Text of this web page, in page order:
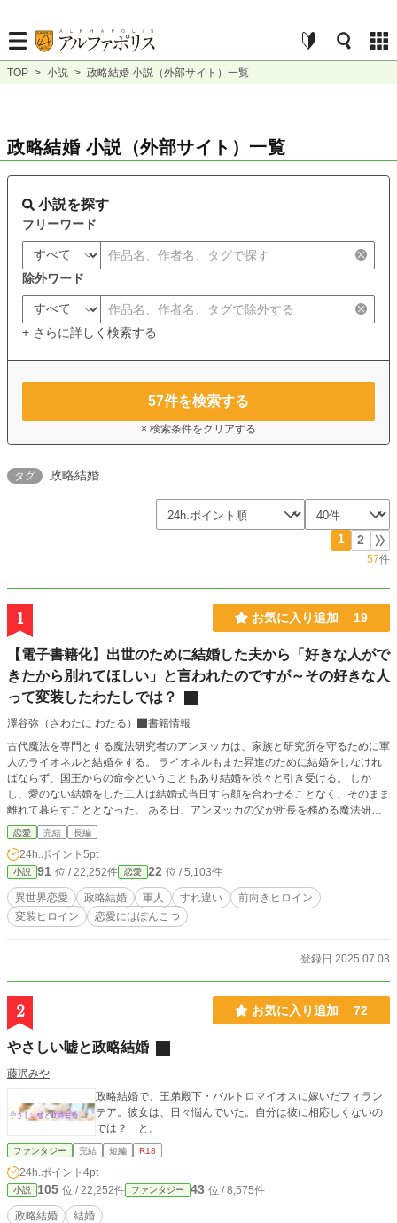
TOP > 小説 > 政略結婚 小説（外部サイト）一覧
政略結婚 小説（外部サイト）一覧
小説を探す
フリーワード
除外ワード
+ さらに詳しく検索する
57件を検索する
× 検索条件をクリアする
タグ 政略結婚
1 2
57件
1 お気に入り追加 19
【電子書籍化】出世のために結婚した夫から「好きな人がで
きたから別れてほしい」と言われたのですが～その好きな人
って変装したわたしでは？
澤谷弥（さわたに わたる）
書籍情報
古代魔法を専門とする魔法研究者のアンヌッカは、家族と研究所を守るために軍
人のライオネルと結婚をする。 ライオネルもまた昇進のために結婚をしなけれ
ばならず、国王からの命令ということもあり結婚を渋々と引き受ける。 しか
し、愛のない結婚をした二人は結婚式当日すら顔を合わせることなく、そのまま
離れて暮らすこととなった。 ある日、アンヌッカの父が所長を務める魔法研究
所に軍から古代文字で書かれた魔導書の解読依頼が届く。 それは禁帯本で持ち
出し不可のため、軍施設に研究者を派遣してほしいという依頼だ。 この依頼に
対応できるのは研究所のなかでもアンヌッカしかいない。 しかし軍人の妻が軍
に派遣されて働くというのは体裁が悪いし何よりも会ったことのない夫が反対す
るかもしれない。 そう思ったアンヌッカたちは、アンヌッカを親戚の娘のカタ
リーナとして軍に送り込んだ――。 素性を隠したまま働く妻に、知らぬ間に惹
かれていく（恋愛にはぽんこつ）夫とのラブコメディ。 ※メイプルノベルズよ
恋愛 完結 長編
24h.ポイント 5pt
小説 91 位 / 22,252件 恋愛 22 位 / 5,103件
異世界恋愛 政略結婚 軍人 すれ違い
前向きヒロイン
変装ヒロイン
恋愛にはぽんこつ
登録日 2025.07.03
2 お気に入り追加 72
やさしい嘘と政略結婚
藤沢みや
政略結婚で、王弟殿下・バルトロマイオスに嫁いだフィラン
テア。彼女は、日々悩んでいた。自分は彼に相応しくないの
では？ と。
ファンタジー 完結 短編 R18
24h.ポイント 4pt
小説 105 位 / 22,252件 ファンタジー 43 位 / 8,575件
政略結婚 結婚